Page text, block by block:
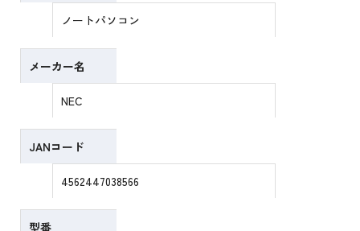
ノートパソコン
メーカー名
NEC
JANコード
4562447038566
型番